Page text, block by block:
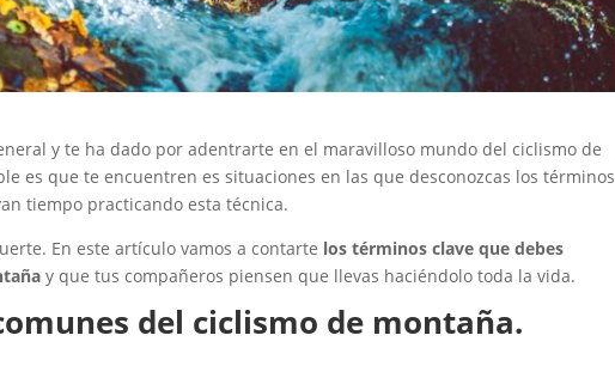
y te ha dado por adentrarte en el maravilloso mundo del ciclismo de
es que te encuentren es situaciones en las que desconozcas los términos
tiempo practicando esta técnica.
En este artículo vamos a contarte los términos clave que debes
y que tus compañeros piensen que llevas haciéndolo toda la vida.
del ciclismo de montaña.